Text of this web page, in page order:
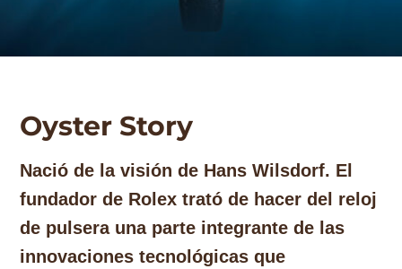
Oyster Story
​Nació de la visión de Hans Wilsdorf. El
fundador de Rolex trató de hacer del reloj
de pulsera una parte integrante de las
innovaciones tecnológicas que